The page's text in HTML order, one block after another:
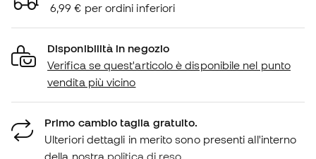
6,99 € per ordini inferiori
Disponibilità in negozio
Verifica se quest'articolo è disponibile nel punto
vendita più vicino
Primo cambio taglia gratuito.
Ulteriori dettagli in merito sono presenti all'interno
della nostra politica di reso.